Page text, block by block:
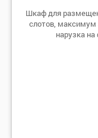
Шкаф для
слотов, максимум
нарузка